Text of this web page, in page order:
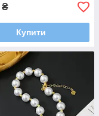
₴
Купити